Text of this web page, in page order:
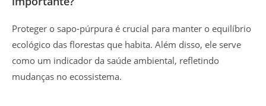
Proteger o sapo-púrpura é crucial para manter o equilíbrio
ecológico das florestas que habita. Além disso, ele serve
como um indicador da saúde ambiental, refletindo
mudanças no ecossistema.